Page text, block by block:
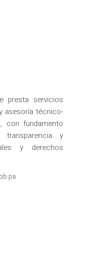
presta servicios
asesoría técnico-
con fundamento
transparencia y
y derechos